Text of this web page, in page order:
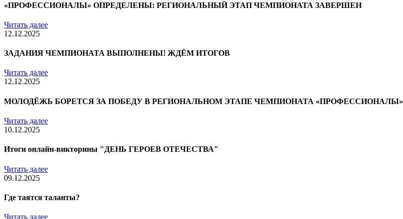
«ПРОФЕССИОНАЛЫ» ОПРЕДЕЛЕНЫ: РЕГИОНАЛЬНЫЙ ЭТАП ЧЕМПИОНАТА ЗАВЕРШЕН
Читать далее
12.12.2025
ЗАДАНИЯ ЧЕМПИОНАТА ВЫПОЛНЕНЫ! ЖДЁМ ИТОГОВ
Читать далее
12.12.2025
МОЛОДЁЖЬ БОРЕТСЯ ЗА ПОБЕДУ В РЕГИОНАЛЬНОМ ЭТАПЕ ЧЕМПИОНАТА «ПРОФЕССИОНАЛЫ»
Читать далее
10.12.2025
Итоги онлайн-викторины "ДЕНЬ ГЕРОЕВ ОТЕЧЕСТВА"
Читать далее
09.12.2025
Где таятся таланты?
Читать далее